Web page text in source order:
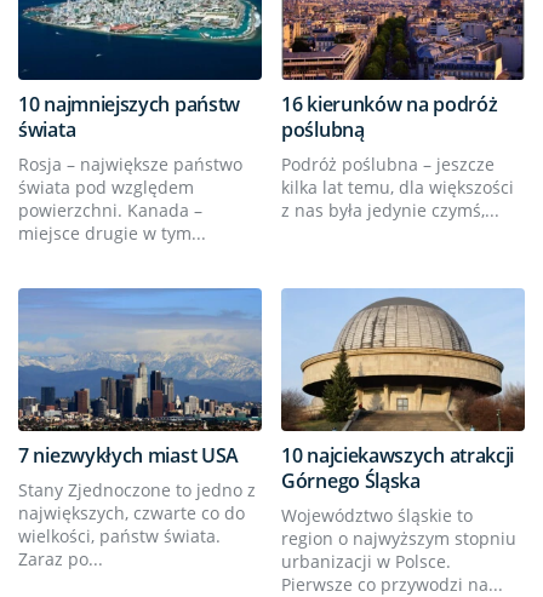
10 najmniejszych państw
świata
Rosja – największe państwo
świata pod względem
powierzchni. Kanada –
miejsce drugie w tym...
16 kierunków na podróż
poślubną
Podróż poślubna – jeszcze
kilka lat temu, dla większości
z nas była jedynie czymś,...
7 niezwykłych miast USA
Stany Zjednoczone to jedno z
największych, czwarte co do
wielkości, państw świata.
Zaraz po...
10 najciekawszych atrakcji
Górnego Śląska
Województwo śląskie to
region o najwyższym stopniu
urbanizacji w Polsce.
Pierwsze co przywodzi na...